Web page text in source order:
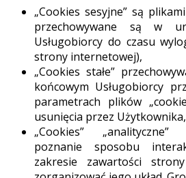
„Cookies sesyjne” są
przechowywane są w
Usługobiorcy do czasu
strony internetowej),
„Cookies stałe”
końcowym Usługobiorcy
parametrach plików
usunięcia przez Użytkownika,
„Cookies”
poznanie sposobu
zakresie zawartości